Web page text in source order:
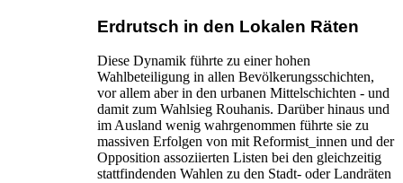
Erdrutsch in den Lokalen Räten
Diese Dynamik führte zu einer hohen
Wahlbeteiligung in allen Bevölkerungsschichten,
vor allem aber in den urbanen Mittelschichten - und
damit zum Wahlsieg Rouhanis. Darüber hinaus und
im Ausland wenig wahrgenommen führte sie zu
massiven Erfolgen von mit Reformist_innen und der
Opposition assoziierten Listen bei den gleichzeitig
stattfindenden Wahlen zu den Stadt- oder Landräten